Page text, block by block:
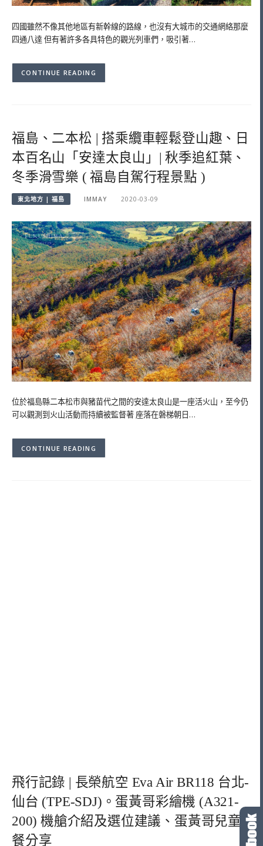
四國雖然不像其他地區有新幹線的路線，也沒有大城市的交通網絡那麼
四通八達 但有著許多各具特色的觀光列車們，吸引著…
CONTINUE READING
福島、二本松 | 搭乘纜車輕鬆登山趣、日
本百名山「安達太良山」| 秋季追紅葉、
冬季滑雪樂 ( 福島自駕行程景點 )
東北地方 | 福島 IMMAY 2020-03-09
位於福島縣二本松市與豬苗代之間的安達太良山是一座活火山，至今仍
可以觀測到火山活動而持續被監督著 座落在磐梯朝日…
CONTINUE READING
飛行記錄 | 長榮航空 Eva Air BR118 台北-
仙台 (TPE-SDJ)。蛋黃哥彩繪機 (A321-
200) 機艙介紹及選位建議、蛋黃哥兒童
餐分享